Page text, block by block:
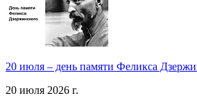
20 июля – день памяти Феликса
20 июля 2026 г.